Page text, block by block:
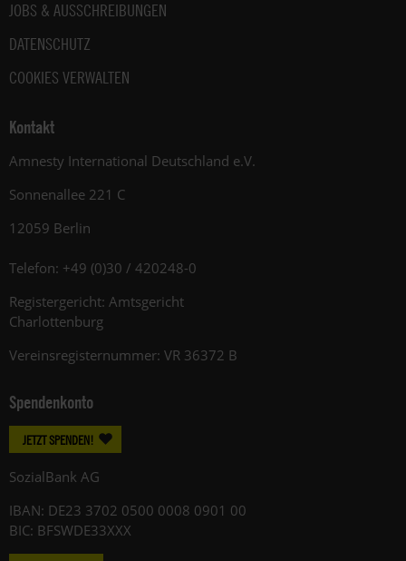
JOBS & AUSSCHREIBUNGEN
DATENSCHUTZ
COOKIES VERWALTEN
Kontakt
Amnesty International Deutschland e.V.
Sonnenallee 221 C
12059 Berlin
Telefon: +49 (0)30 / 420248-0
Registergericht: Amtsgericht
Charlottenburg
Vereinsregisternummer: VR 36372 B
Spendenkonto
JETZT SPENDEN!
SozialBank AG
IBAN: DE23 3702 0500 0008 0901 00
BIC: BFSWDE33XXX